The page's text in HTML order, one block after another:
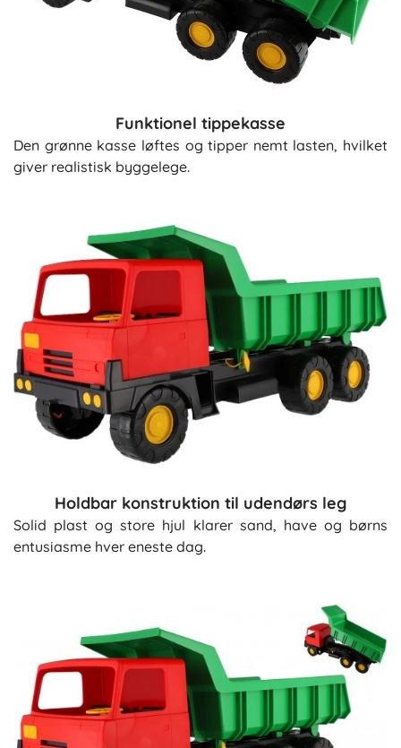
Funktionel tippekasse
Den grønne kasse løftes og tipper nemt lasten, hvilket
giver realistisk byggelege.
Holdbar konstruktion til udendørs leg
Solid plast og store hjul klarer sand, have og børns
entusiasme hver eneste dag.